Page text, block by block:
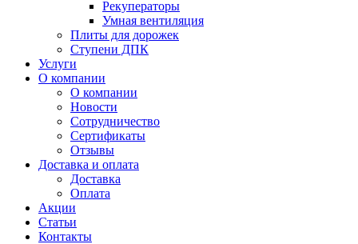
Рекуператоры
Умная вентиляция
Плиты для дорожек
Ступени ДПК
Услуги
О компании
О компании
Новости
Сотрудничество
Сертификаты
Отзывы
Доставка и оплата
Доставка
Оплата
Акции
Статьи
Контакты